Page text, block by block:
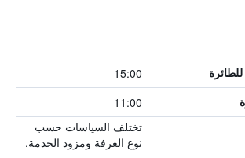
15:00
11:00
تختلف السياسات حسب
نوع الغرفة ومزود الخدمة.